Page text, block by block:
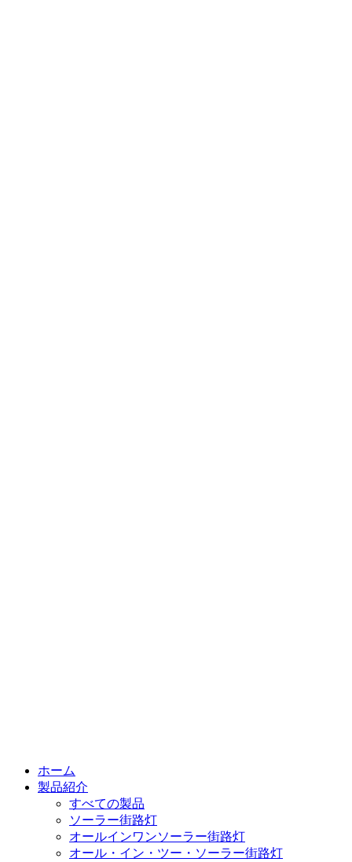
ホーム
製品紹介
すべての製品
ソーラー街路灯
オールインワンソーラー街路灯
オール・イン・ツー・ソーラー街路灯